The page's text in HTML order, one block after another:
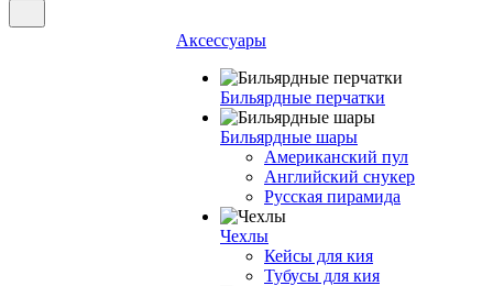
Аксессуары
Бильярдные перчатки
Бильярдные шары
Американский пул
Английский снукер
Русская пирамида
Чехлы
Кейсы для кия
Тубусы для кия